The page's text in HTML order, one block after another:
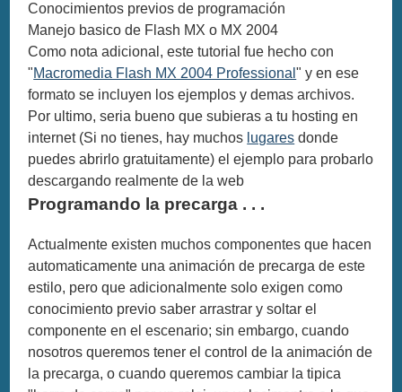
Conocimientos previos de programación
Manejo basico de Flash MX o MX 2004
Como nota adicional, este tutorial fue hecho con
"Macromedia Flash MX 2004 Professional" y en ese
formato se incluyen los ejemplos y demas archivos.
Por ultimo, seria bueno que subieras a tu hosting en
internet (Si no tienes, hay muchos lugares donde
puedes abrirlo gratuitamente) el ejemplo para probarlo
descargando realmente de la web
Programando la precarga . . .
Actualmente existen muchos componentes que hacen
automaticamente una animación de precarga de este
estilo, pero que adicionalmente solo exigen como
conocimiento previo saber arrastrar y soltar el
componente en el escenario; sin embargo, cuando
nosotros queremos tener el control de la animación de
la precarga, o cuando queremos cambiar la tipica